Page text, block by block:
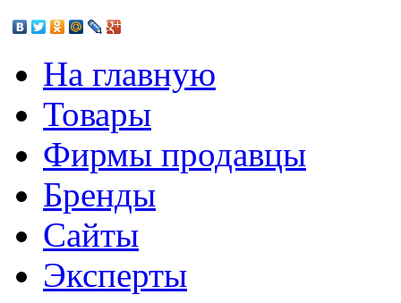
На главную
Товары
Фирмы продавцы
Бренды
Сайты
Эксперты